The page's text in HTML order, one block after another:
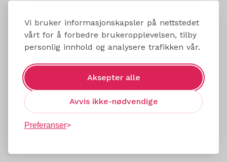
Vi bruker informasjonskapsler på nettstedet
vårt for å forbedre brukeropplevelsen, tilby
personlig innhold og analysere trafikken vår.
Aksepter alle
Avvis ikke-nødvendige
Preferanser